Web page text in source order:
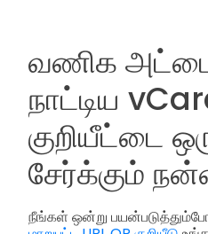
வணிக
நாட்டிய
குறியீட்டை
சேர்க்கும்
நீங்கள் ஒன்று